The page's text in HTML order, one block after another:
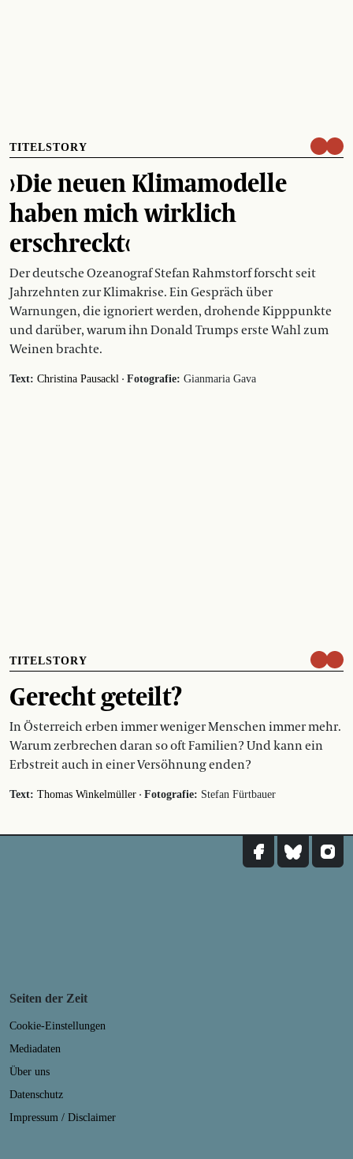
TITELSTORY
›Die neuen Klimamodelle
haben mich wirklich
erschreckt‹
Der deutsche Ozeanograf Stefan Rahmstorf forscht seit
Jahrzehnten zur Klimakrise. Ein Gespräch über
Warnungen, die ignoriert werden, drohende Kipppunkte
und darüber, warum ihn Donald Trumps erste Wahl zum
Weinen brachte.
Text: Christina Pausackl · Fotografie: Gianmaria Gava
TITELSTORY
Gerecht geteilt?
In Österreich erben immer weniger Menschen immer mehr.
Warum zerbrechen daran so oft Familien? Und kann ein
Erbstreit auch in einer Versöhnung enden?
Text: Thomas Winkelmüller · Fotografie: Stefan Fürtbauer
Seiten der Zeit
Cookie-Einstellungen
Mediadaten
Über uns
Datenschutz
Impressum / Disclaimer